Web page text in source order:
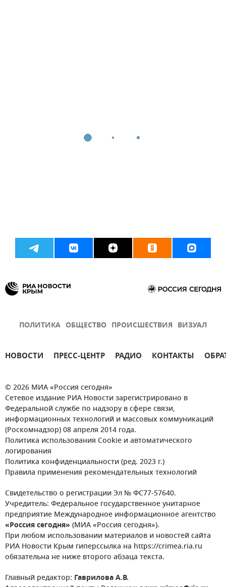
ПОЛИТИКА ОБЩЕСТВО ПРОИСШЕСТВИЯ ВИЗУАЛ
НОВОСТИ ПРЕСС-ЦЕНТР РАДИО КОНТАКТЫ
© 2026 МИА «Россия сегодня»
Сетевое издание РИА Новости зарегистрировано в
Федеральной службе по надзору в сфере связи,
информационных технологий и массовых коммуникаций
(Роскомнадзор) 08 апреля 2014 года.
Политика использования Cookie и автоматического
логирования
Политика конфиденциальности (ред. 2023 г.)
Правила применения рекомендательных технологий
Свидетельство о регистрации Эл № ФС77-57640.
Учредитель: Федеральное государственное унитарное
предприятие Международное информационное агентство
«Россия сегодня» (МИА «Россия сегодня»).
При любом использовании материалов и новостей сайта
РИА Новости Крым гиперссылка на https://crimea.ria.ru
обязательна не ниже второго абзаца текста.
Главный редактор: Гаврилова А.В.